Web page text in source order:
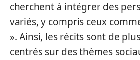
cherchent à intégrer des
variés, y compris ceux
». Ainsi, les récits sont de
centrés sur des thèmes